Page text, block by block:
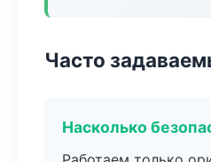
Часто
Насколько